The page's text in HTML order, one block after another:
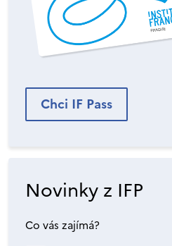
Chci IF Pass
Novinky z IFP
Co vás zajímá?